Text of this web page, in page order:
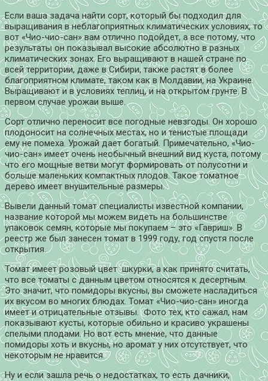
Если ваша задача найти сорт, который бы подходил для
выращивания в неблагоприятных климатических условиях, то
вот «Чио-чио-сан» вам отлично подойдет, а все потому, что
результаты он показывал высокие абсолютно в разных
климатических зонах. Его выращивают в нашей стране по
всей территории, даже в Сибири, также растят в более
благоприятном климате, таком как в Молдавии, на Украине.
Выращивают и в условиях теплиц, и на открытом грунте. В
первом случае урожаи выше.
Сорт отлично переносит все погодные невзгоды. Он хорошо
плодоносит на солнечных местах, но и тенистые площади
ему не помеха. Урожай дает богатый. Примечательно, «Чио-
чио-сан» имеет очень необычный внешний вид куста, потому
что его мощные ветви могут формировать от полусотни и
больше маленьких компактных плодов. Такое томатное
дерево имеет внушительные размеры.
Вывели данный томат специалисты известной компании,
название которой мы можем видеть на большинстве
упаковок семян, которые мы покупаем – это «Гавриш». В
реестр же был занесен томат в 1999 году, год спустя после
открытия.
Томат имеет розовый цвет шкурки, а как принято считать,
что все томаты с данным цветом относятся к десертным.
Это значит, что помидоры вкусны, вы сможете насладиться
их вкусом во многих блюдах. Томат «Чио-чио-сан» иногда
имеет и отрицательные отзывы. Фото тех, кто сажал, нам
показывают кусты, которые обильно и красиво украшены
спелыми плодами. Но вот есть мнение, что данные
помидоры хоть и вкусны, но аромат у них отсутствует, что
некоторым не нравится.
Ну и если зашла речь о недостатках, то есть дачники,